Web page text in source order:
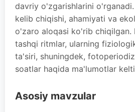
davriy o'zgarishlarini
kelib chiqishi, ahamiyati va
o'zaro aloqasi ko'rib chiqilgan.
tashqi ritmlar, ularning
ta'siri, shuningdek,
soatlar haqida ma'lumotlar
Asosiy mavzular